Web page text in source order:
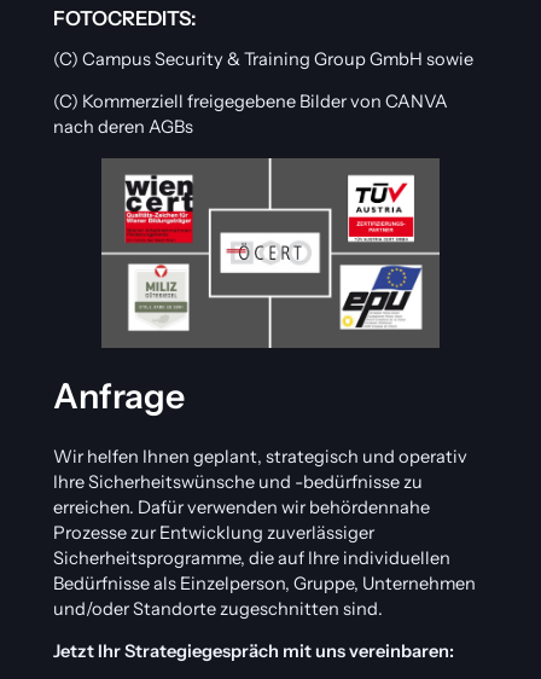
FOTOCREDITS:
(C) Campus Security & Training Group GmbH sowie
(C) Kommerziell freigegebene Bilder von CANVA
nach deren AGBs
Anfrage
Wir helfen Ihnen geplant, strategisch und operativ
Ihre Sicherheitswünsche und -bedürfnisse zu
erreichen. Dafür verwenden wir behördennahe
Prozesse zur Entwicklung zuverlässiger
Sicherheitsprogramme, die auf Ihre individuellen
Bedürfnisse als Einzelperson, Gruppe, Unternehmen
und/oder Standorte zugeschnitten sind.
Jetzt Ihr Strategiegespräch mit uns vereinbaren: